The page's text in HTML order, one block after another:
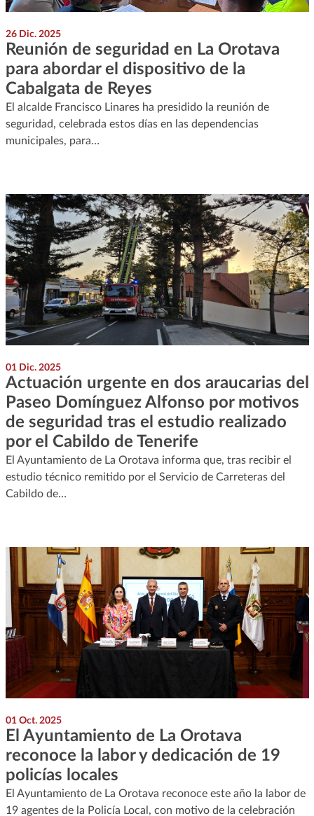
26 Dic. 2025
Reunión de seguridad en La Orotava
para abordar el dispositivo de la
Cabalgata de Reyes
El alcalde Francisco Linares ha presidido la reunión de
seguridad, celebrada estos días en las dependencias
municipales, para…
01 Dic. 2025
Actuación urgente en dos araucarias del
Paseo Domínguez Alfonso por motivos
de seguridad tras el estudio realizado
por el Cabildo de Tenerife
El Ayuntamiento de La Orotava informa que, tras recibir el
estudio técnico remitido por el Servicio de Carreteras del
Cabildo de…
01 Oct. 2025
El Ayuntamiento de La Orotava
reconoce la labor y dedicación de 19
policías locales
El Ayuntamiento de La Orotava reconoce este año la labor de
19 agentes de la Policía Local, con motivo de la celebración